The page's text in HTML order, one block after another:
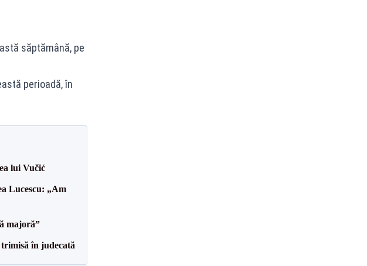
săptămână, pe
perioadă, în
lui Vučić
Lucescu: „Am
majoră”
în judecată